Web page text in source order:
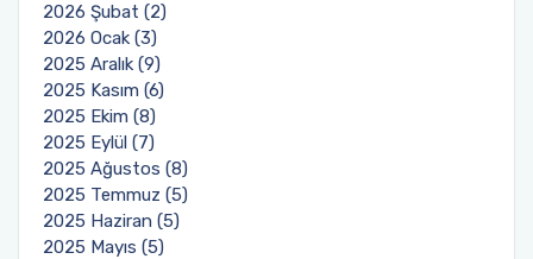
2026 Şubat (2)
2026 Ocak (3)
2025 Aralık (9)
2025 Kasım (6)
2025 Ekim (8)
2025 Eylül (7)
2025 Ağustos (8)
2025 Temmuz (5)
2025 Haziran (5)
2025 Mayıs (5)